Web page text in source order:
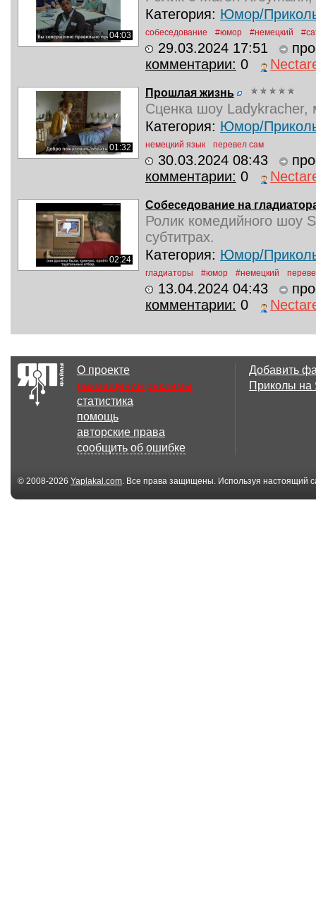
04:03
Категория: Юмор/
собеседование #юмор #немецкий
29.03.2024 17:51
комментарии: 0
01:32
Прошлая жизнь
Сценка шоу Ladykracher,
Категория: Юмор/
немецкий язык перевел сам
30.03.2024 08:43
комментарии: 0
02:24
Собеседование на
Ролик комедийного шоу
субтитрах.
Категория: Юмор/
гладиаторы #юмор #немецкий
13.04.2024 04:43
комментарии: 0
О проекте
размещение рекламы
статистика
помощь
авторские права
сообщить об ошибке
Добавить
Приколы
© 2008-2026 Yaplakal.com. Все права защищены. Используя настоящий